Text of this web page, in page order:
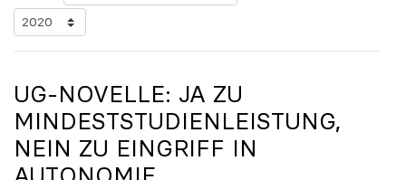
UG-NOVELLE: JA ZU
MINDESTSTUDIENLEISTUNG,
NEIN ZU EINGRIFF IN